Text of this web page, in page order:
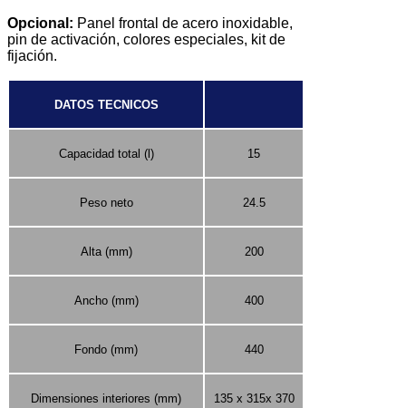
Opcional: Panel frontal de acero inoxidable,
pin de activación, colores especiales, kit de
fijación.
DATOS TECNICOS
Capacidad total (l) 15
Peso neto 24.5
Alta (mm) 200
Ancho (mm) 400
Fondo (mm) 440
Dimensiones interiores (mm) 135 x 315x 370